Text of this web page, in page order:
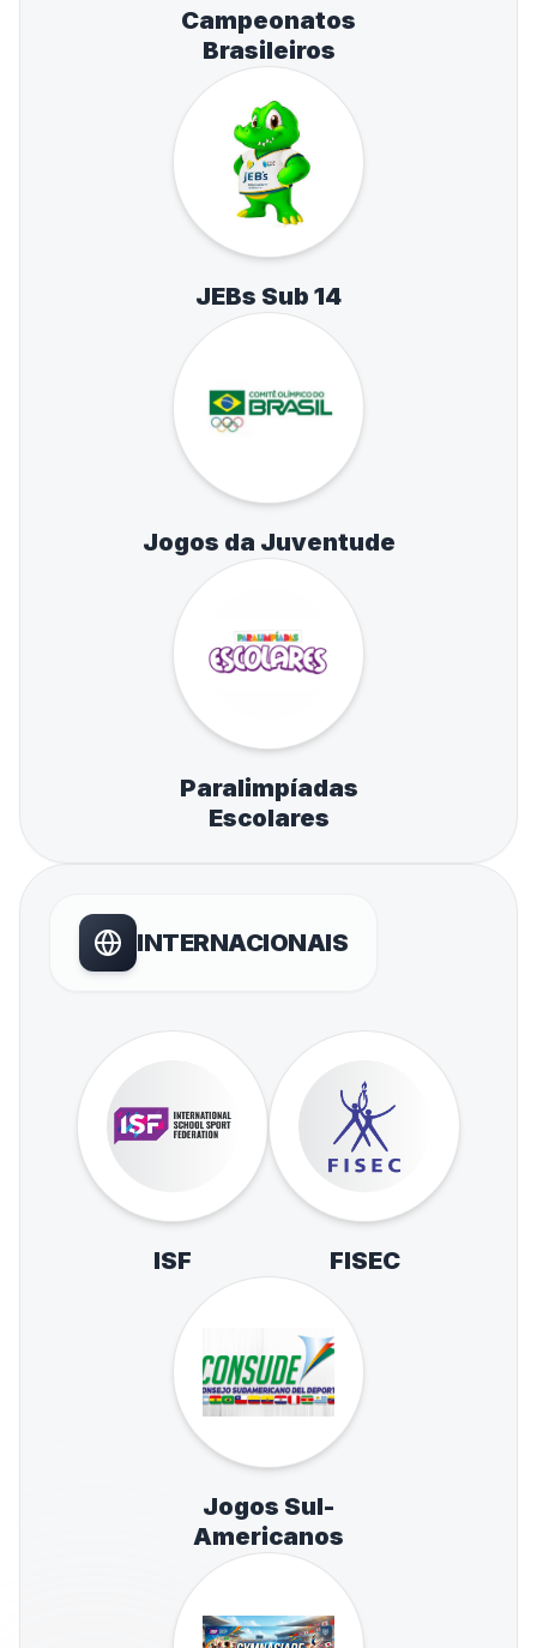
Campeonatos
Brasileiros
JEBs Sub 14
Jogos da Juventude
Paralimpíadas
Escolares
INTERNACIONAIS
ISF FISEC
Jogos Sul-
Americanos